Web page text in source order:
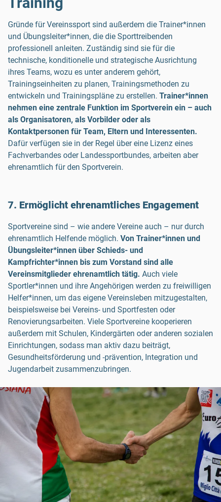
Gründe für Vereinssport sind außerdem die Trainer*innen
und Übungsleiter*innen, die die Sporttreibenden
professionell anleiten. Zuständig sind sie für die
technische, konditionelle und strategische Ausrichtung
ihres Teams, wozu es unter anderem gehört,
Trainingseinheiten zu planen, Trainingsmethoden zu
entwickeln und Trainingspläne zu erstellen. Trainer*innen
nehmen eine zentrale Funktion im Sportverein ein – auch
als Organisatoren, als Vorbilder oder als
Kontaktpersonen für Team, Eltern und Interessenten.
Dafür verfügen sie in der Regel über eine Lizenz eines
Fachverbandes oder Landessportbundes, arbeiten aber
ehrenamtlich für den Sportverein.
7. Ermöglicht ehrenamtliches Engagement
Sportvereine sind – wie andere Vereine auch – nur durch
ehrenamtlich Helfende möglich. Von Trainer*innen und
Übungsleiter*innen über Schieds- und
Kampfrichter*innen bis zum Vorstand sind alle
Vereinsmitglieder ehrenamtlich tätig. Auch viele
Sportler*innen und ihre Angehörigen werden zu freiwilligen
Helfer*innen, um das eigene Vereinsleben mitzugestalten,
beispielsweise bei Vereins- und Sportfesten oder
Renovierungsarbeiten. Viele Sportvereine kooperieren
außerdem mit Schulen, Kindergärten oder anderen sozialen
Einrichtungen, sodass man aktiv dazu beiträgt,
Gesundheitsförderung und -prävention, Integration und
Jugendarbeit zusammenzubringen.